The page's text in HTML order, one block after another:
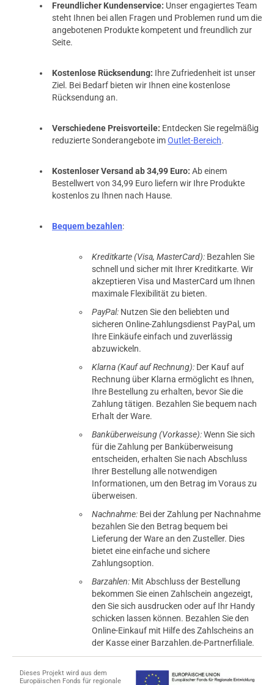
Freundlicher Kundenservice: Unser engagiertes Team
steht Ihnen bei allen Fragen und Problemen rund um die
angebotenen Produkte kompetent und freundlich zur
Seite.
Kostenlose Rücksendung: Ihre Zufriedenheit ist unser
Ziel. Bei Bedarf bieten wir Ihnen eine kostenlose
Rücksendung an.
Verschiedene Preisvorteile: Entdecken Sie regelmäßig
reduzierte Sonderangebote imOutlet-Bereich.
Kostenloser Versand ab 34,99 Euro: Ab einem
Bestellwert von 34,99 Euro liefern wir Ihre Produkte
kostenlos zu Ihnen nach Hause.
Bequem bezahlen:
Kreditkarte (Visa, MasterCard): Bezahlen Sie
schnell und sicher mit Ihrer Kreditkarte. Wir
akzeptieren Visa und MasterCard um Ihnen
maximale Flexibilität zu bieten.
PayPal: Nutzen Sie den beliebten und
sicheren Online-Zahlungsdienst PayPal, um
Ihre Einkäufe einfach und zuverlässig
abzuwickeln.
Klarna (Kauf auf Rechnung): Der Kauf auf
Rechnung über Klarna ermöglicht es Ihnen,
Ihre Bestellung zu erhalten, bevor Sie die
Zahlung tätigen. Bezahlen Sie bequem nach
Erhalt der Ware.
Banküberweisung (Vorkasse):Wenn Sie sich
für die Zahlung per Banküberweisung
entscheiden, erhalten Sie nach Abschluss
Ihrer Bestellung alle notwendigen
Informationen, um den Betrag im Voraus zu
überweisen.
Nachnahme: Bei der Zahlung per Nachnahme
bezahlen Sie den Betrag bequem bei
Lieferung der Ware an den Zusteller. Dies
bietet eine einfache und sichere
Zahlungsoption.
Barzahlen: Mit Abschluss der Bestellung
bekommen Sie einen Zahlschein angezeigt,
den Sie sich ausdrucken oder auf Ihr Handy
schicken lassen können. Bezahlen Sie den
Online-Einkauf mit Hilfe des Zahlscheins an
der Kasse einer Barzahlen.de-Partnerfiliale.
Dieses Projekt wird aus dem
Europäischen Fonds für regionale